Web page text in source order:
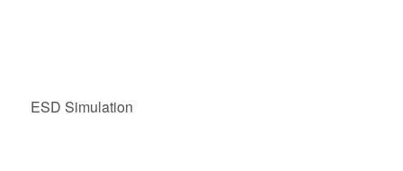
ESD Simulation